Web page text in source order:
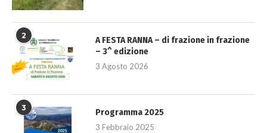
2
A FESTA RANNA – di frazione in frazione
– 3^ edizione
3 Agosto 2026
3
Programma 2025
3 Febbraio 2025